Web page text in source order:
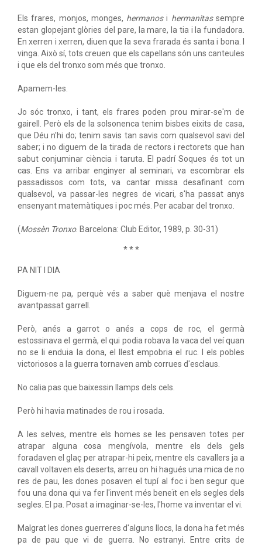
Els frares, monjos, monges, hermanosi hermanitassempre
estan glopejant glòries del pare, la mare, la tia i la fundadora.
En xerren i xerren, diuen que la seva frarada és santa i bona. I
vinga. Això sí, tots creuen que els capellans són uns canteules
i que els del tronxo som més que tronxo.
Apamem-les.
Jo sóc tronxo, i tant, els frares poden prou mirar-se'm de
gairell. Però els de la solsonenca tenim bisbes eixits de casa,
que Déu n'hi do; tenim savis tan savis com qualsevol savi del
saber; i no diguem de la tirada de rectors i rectorets que han
sabut conjuminar ciència i taruta. El padrí Soques és tot un
cas. Ens va arribar enginyer al seminari, va escombrar els
passadissos com tots, va cantar missa desafinant com
qualsevol, va passar-les negres de vicari, s'ha passat anys
ensenyant matemàtiques i poc més. Per acabar del tronxo.
(Mossèn Tronxo. Barcelona: Club Editor, 1989, p. 30-31)
* * *
PA NIT I DIA
Diguem-ne pa, perquè vés a saber què menjava el nostre
avantpassat garrell.
Però, anés a garrot o anés a cops de roc, el germà
estossinava el germà, el qui podia robava la vaca del veí quan
no se li enduia la dona, el llest empobria el ruc. I els pobles
victoriosos a la guerra tornaven amb corrues d'esclaus.
No calia pas que baixessin llamps dels cels.
Però hi havia matinades de rou i rosada.
A les selves, mentre els homes se les pensaven totes per
atrapar alguna cosa mengívola, mentre els dels gels
foradaven el glaç per atrapar-hi peix, mentre els cavallers ja a
cavall voltaven els deserts, arreu on hi hagués una mica de no
res de pau, les dones posaven el tupí al foc i ben segur que
fou una dona qui va fer l'invent més beneït en els segles dels
segles. El pa. Posat a imaginar-se-les, l'home va inventar el vi.
Malgrat les dones guerreres d'alguns llocs, la dona ha fet més
pa de pau que vi de guerra. No estranyi. Entre crits de